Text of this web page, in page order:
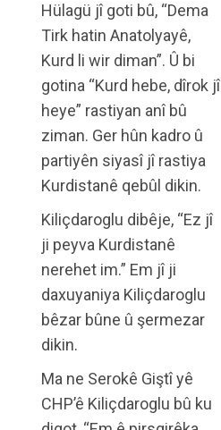
Hülagü jî goti bû, “Dema
Tirk hatin Anatolyayê,
Kurd li wir diman”. Û bi
gotina “Kurd hebe, dîrok jî
heye” rastiyan anî bû
ziman. Ger hûn kadro û
partiyên siyasî jî rastiya
Kurdistanê qebûl dikin.
Kiliçdaroglu dibêje, “Ez jî
ji peyva Kurdistanê
nerehet im.” Em jî ji
daxuyaniya Kiliçdaroglu
bêzar bûne û şermezar
dikin.
Ma ne Serokê Giştî yê
CHP’ê Kiliçdaroglu bû ku